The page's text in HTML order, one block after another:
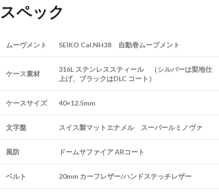
スペック
ムーヴメント SEIKO Cal.NH38 自動巻ムーブメント
ケース素材
316L ステンレススティール （シルバーは梨地仕
上げ、ブラックはDLC コート）
ケースサイズ 40×12.5mm
文字盤 スイス製マットエナメル スーパールミノヴァ
風防 ドームサファイア ARコート
ベルト 20mm カーフレザー/ハンドステッチレザー